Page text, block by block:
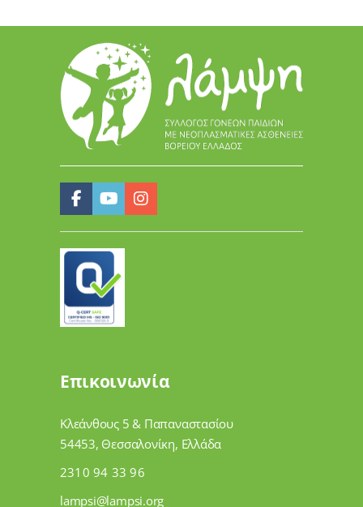
Επικοινωνία
Κλεάνθους 5 & Παπαναστασίου
54453, Θεσσαλονίκη, Ελλάδα
2310 94 33 96
lampsi@lampsi.org